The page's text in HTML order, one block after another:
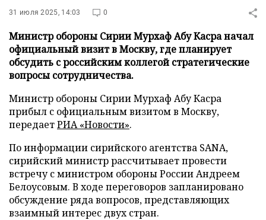
31 июля 2025, 14:03 0
Министр обороны Сирии Мурхаф Абу Касра начал
официальный визит в Москву, где планирует
обсудить с российским коллегой стратегические
вопросы сотрудничества.
Министр обороны Сирии Мурхаф Абу Касра
прибыл с официальным визитом в Москву,
передаетРИА «Новости».
По информации сирийского агентства SANA,
сирийский министр рассчитывает провести
встречу с министром обороны России Андреем
Белоусовым. В ходе переговоров запланировано
обсуждение ряда вопросов, представляющих
взаимный интерес двух стран.